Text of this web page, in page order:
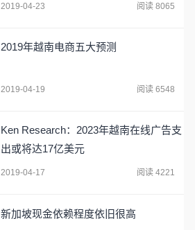
2019-04-23 阅读 8065
2019年越南电商五大预测
2019-04-19 阅读 6548
Ken Research：2023年越南在线广告支
出或将达17亿美元
2019-04-17 阅读 4221
新加坡现金依赖程度依旧很高